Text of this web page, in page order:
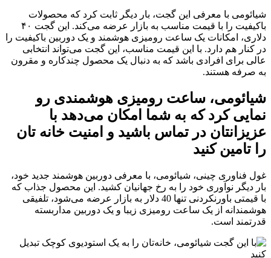
شیائومی با معرفی این گجت، بار دیگر ثابت کرد که محصولات
باکیفیت را با قیمت مناسب به بازار عرضه می‌کند. این گجت ۴۰
دلاری، امکانات یک ساعت رومیزی هوشمند و یک دوربین باکیفیت را
در کنار هم دارد. با این قیمت مناسب، این گجت می‌تواند انتخابی
عالی برای افرادی باشد که به دنبال یک محصول چندکاره و مقرون
به صرفه هستند.
شیائومی، ساعت رومیزی هوشمندی رو
نمایی کرد که به شما امکان می‌دهد با
عزیزانتان در تماس باشید و امنیت خانه‌ تان
را تامین کنید
غول فناوری چینی، شیائومی، با معرفی دوربین هوشمند جدید خود،
بار دیگر نوآوری خود را به رخ جهانیان کشید. این محصول جذاب که
با قیمتی باورنکردنی تنها 40 دلار به بازار عرضه می‌شود، تلفیقی
هوشمندانه از یک ساعت رومیزی زیبا و یک دوربین مداربسته
قدرتمند است.